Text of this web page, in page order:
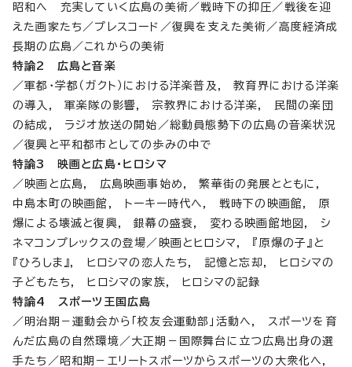
昭和へ 充実していく広島の美術／戦時下の抑圧／戦後を迎
えた画家たち／プレスコード／復興を支えた美術／高度経済成
長期の広島／これからの美術
特論2 広島と音楽
／軍都・学都（ガクト）における洋楽普及, 教育界における洋楽
の導入, 軍楽隊の影響, 宗教界における洋楽, 民間の楽団
の結成, ラジオ放送の開始／総動員態勢下の広島の音楽状況
／復興と平和都市としての歩みの中で
特論3 映画と広島・ヒロシマ
／映画と広島, 広島映画事始め, 繁華街の発展とともに,
中島本町の映画館, トーキー時代へ, 戦時下の映画館, 原
爆による壊滅と復興, 銀幕の盛衰, 変わる映画館地図, シ
ネマコンプレックスの登場／映画とヒロシマ, 『原爆の子』と
『ひろしま』, ヒロシマの恋人たち, 記憶と忘却, ヒロシマの
子どもたち, ヒロシマの家族, ヒロシマの記録
特論4 スポーツ王国広島
／明治期－運動会から「校友会運動部」活動へ, スポーツを育
んだ広島の自然環境／大正期－国際舞台に立つ広島出身の選
手たち／昭和期－エリートスポーツからスポーツの大衆化へ,